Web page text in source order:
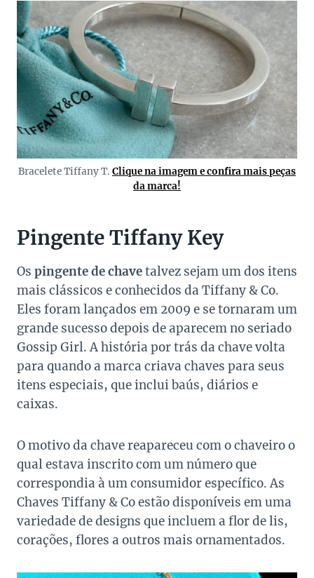
Bracelete Tiffany T. Clique na imagem e confira mais peças
da marca!
Pingente Tiffany Key
Os pingente de chavetalvez sejam um dos itens
mais clássicos e conhecidos da Tiffany & Co.
Eles foram lançados em 2009 e se tornaram um
grande sucesso depois de aparecem no seriado
Gossip Girl. A história por trás da chave volta
para quando a marca criava chaves para seus
itens especiais, que inclui baús, diários e
caixas.
O motivo da chave reapareceu com o chaveiro o
qual estava inscrito com um número que
correspondia à um consumidor específico. As
Chaves Tiffany & Co estão disponíveis em uma
variedade de designs que incluem a flor de lis,
corações, flores a outros mais ornamentados.